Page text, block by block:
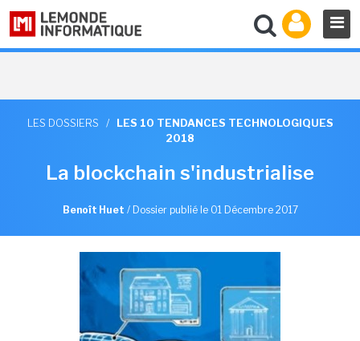
LES DOSSIERS /
LES 10 TENDANCES TECHNOLOGIQUES
2018
La blockchain s'industrialise
Benoît Huet / Dossier publié le 01 Décembre 2017